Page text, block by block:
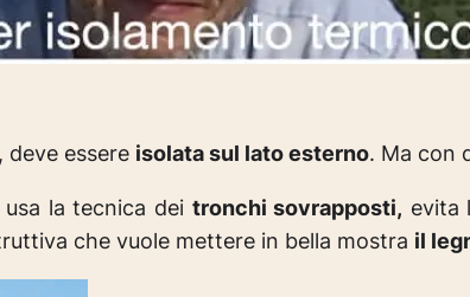
deve essere isolata sul lato esterno. Ma con
la tecnica dei tronchi sovrapposti, evita
che vuole mettere in bella mostra il